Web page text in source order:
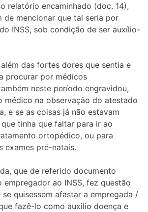
relatório encaminhado (doc. 14),
de mencionar que tal seria por
INSS, sob condição de ser auxílio-
das fortes dores que sentia e
procurar por médicos
neste período engravidou,
médico na observação do atestado
e se as coisas já não estavam
tinha que faltar para ir ao
ortopédico, ou para
exames pré-natais.
que de referido documento
empregador ao INSS, fez questão
quisessem afastar a empregada /
fazê-lo como auxilio doença e